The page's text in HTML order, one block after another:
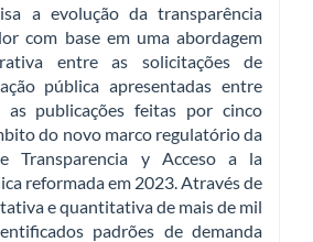
a evolução da transparência
com base em uma abordagem
entre as solicitações de
pública apresentadas entre
publicações feitas por cinco
do novo marco regulatório da
Transparencia y Acceso a la
reformada em 2023. Através de
e quantitativa de mais de mil
padrões de demanda